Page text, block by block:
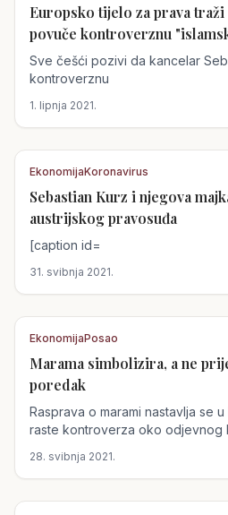
Austrija
Europsko tijelo za prava
povuče kontroverznu
Sve češći pozivi da kancelar Sebastian Kurz povuče
kontroverznu
1. lipnja 2021.
Austrija
EkonomijaKoronavirus
Sebastian Kurz i njegova
austrijskog pravosuđa
[caption id=
31. svibnja 2021.
Austrija
EkonomijaPosao
Marama simbolizira, a ne
poredak
Rasprava o marami nastavlja se
raste kontroverza oko odjevnog
28. svibnja 2021.